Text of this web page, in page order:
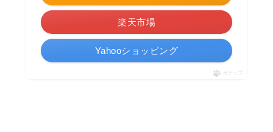
楽天市場
Yahooショッピング
ポチップ